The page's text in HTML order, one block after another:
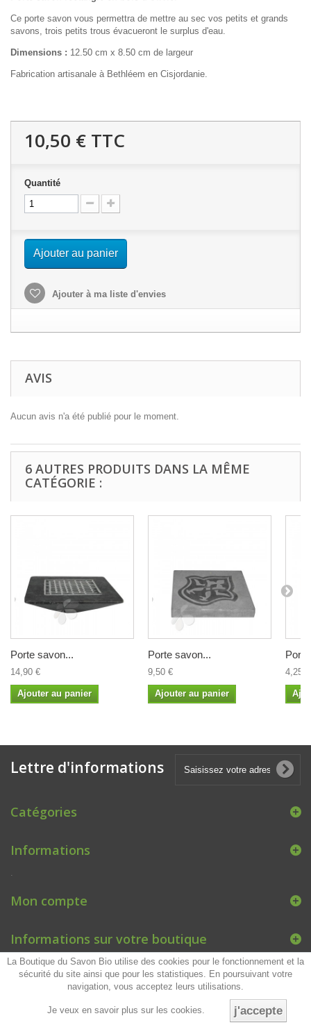
Ce porte savon vous permettra de mettre au sec vos petits et grands
savons, trois petits trous évacueront le surplus d'eau.
Dimensions : 12.50 cm x 8.50 cm de largeur
Fabrication artisanale à Bethléem en Cisjordanie.
10,50 € TTC
Quantité
Ajouter au panier
Ajouter à ma liste d'envies
AVIS
Aucun avis n'a été publié pour le moment.
6 AUTRES PRODUITS DANS LA MÊME
CATÉGORIE :
Porte savon...
14,90 €
Ajouter au panier
Porte savon...
9,50 €
Ajouter au panier
4,25 €
Lettre d'informations
Catégories
Informations
.
Mon compte
Informations sur votre boutique
La Boutique du Savon Bio utilise des cookies pour le fonctionnement et la
sécurité du site ainsi que pour les statistiques. En poursuivant votre
navigation, vous acceptez leurs utilisations.
Je veux en savoir plus sur les cookies. j'accepte